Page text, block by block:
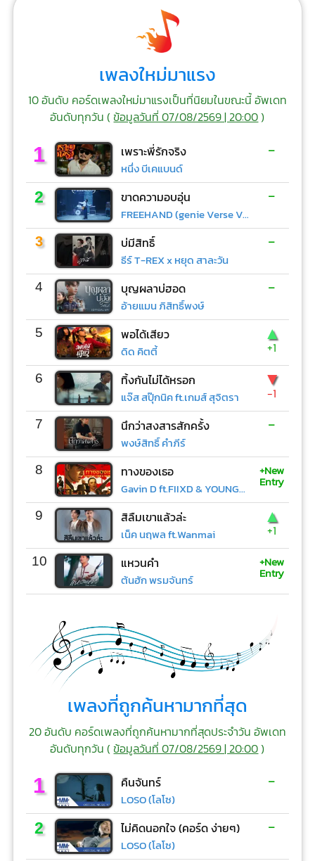
เพลงใหม่มาแรง
10 อันดับ คอร์ดเพลงใหม่มาแรงเป็นที่นิยมในขณะนี้ อัพเดท
อันดับทุกวัน (ข้อมูลวันที่ 07/08/2569 | 20:00)
1 เพราะพี่รักจริง
หนึ่ง บีเคแบนด์
-
2 ขาดความอบอุ่น
FREEHAND (genie Verse Vol.1)
-
3 บ่มีสิทธิ์
ธีร์ T-REX x หยุด สาละวัน
-
4 บุญผลาบ่ฮอด
อ้ายแมน ภิสิทธิ์พงษ์
-
5 พอได้เสียว
ดิด คิตตี้
▲
+1
6 ทิ้งกันไม่ได้หรอก
แจ๊ส สปุ๊กนิค ft.เกมส์ สุจิตรา
▼
-1
7 นึกว่าสงสารสักครั้ง
พงษ์สิทธิ์ คำภีร์
-
8 ทางของเธอ
Gavin D ft.FIIXD & YOUNGOHM
+New
Entry
9 สิลืมเขาแล้วล่ะ
เน็ค นฤพล ft.Wanmai
▲
+1
10 แหวนคำ
ต้นฮัก พรมจันทร์
+New
Entry
เพลงที่ถูกค้นหามากที่สุด
20 อันดับ คอร์ดเพลงที่ถูกค้นหามากที่สุดประจำวัน อัพเดท
อันดับทุกวัน (ข้อมูลวันที่ 07/08/2569 | 20:00)
1 คืนจันทร์
LOSO (โลโซ)
-
2 ไม่คิดนอกใจ (คอร์ด ง่ายๆ)
LOSO (โลโซ)
-